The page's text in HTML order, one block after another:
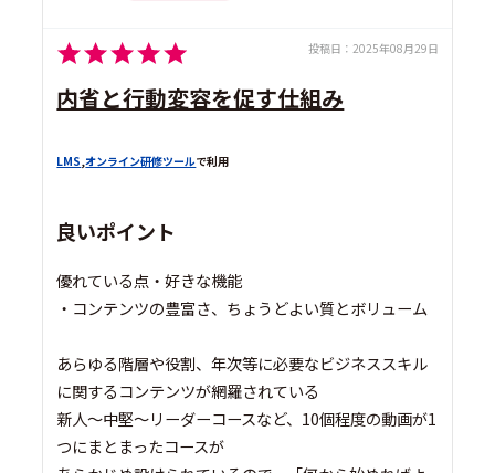
投稿日： 2025年08月29日
内省と行動変容を促す仕組み
LMS,オンライン研修ツールで利用
良いポイント
優れている点・好きな機能
・コンテンツの豊富さ、ちょうどよい質とボリューム
あらゆる階層や役割、年次等に必要なビジネススキル
に関するコンテンツが網羅されている
新人～中堅～リーダーコースなど、10個程度の動画が1
つにまとまったコースが